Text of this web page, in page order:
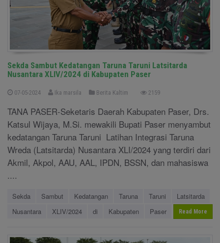
Sekda Sambut Kedatangan Taruna Taruni Latsitarda
Nusantara XLIV/2024 di Kabupaten Paser
07-05-2024 Ika marsila Berita Kaltim 2159
TANA PASER-Seketaris Daerah Kabupaten Paser, Drs.
Katsul Wijaya, M.Si. mewakili Bupati Paser menyambut
kedatangan Taruna Taruni Latihan Integrasi Taruna
Wreda (Latsitarda) Nusantara XLI/2024 yang terdiri dari
Akmil, Akpol, AAU, AAL, IPDN, BSSN, dan mahasiswa
....
Sekda Sambut Kedatangan Taruna Taruni
Latsitarda
Nusantara
XLIV/2024 di Kabupaten Paser Read More